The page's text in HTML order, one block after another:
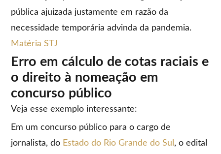
pública ajuizada justamente em razão da
necessidade temporária advinda da pandemia.
Matéria STJ
Erro em cálculo de cotas raciais e
o direito à nomeação em
concurso público
Veja esse exemplo interessante:
Em um concurso público para o cargo de
jornalista, do Estado do Rio Grande do Sul , o edital